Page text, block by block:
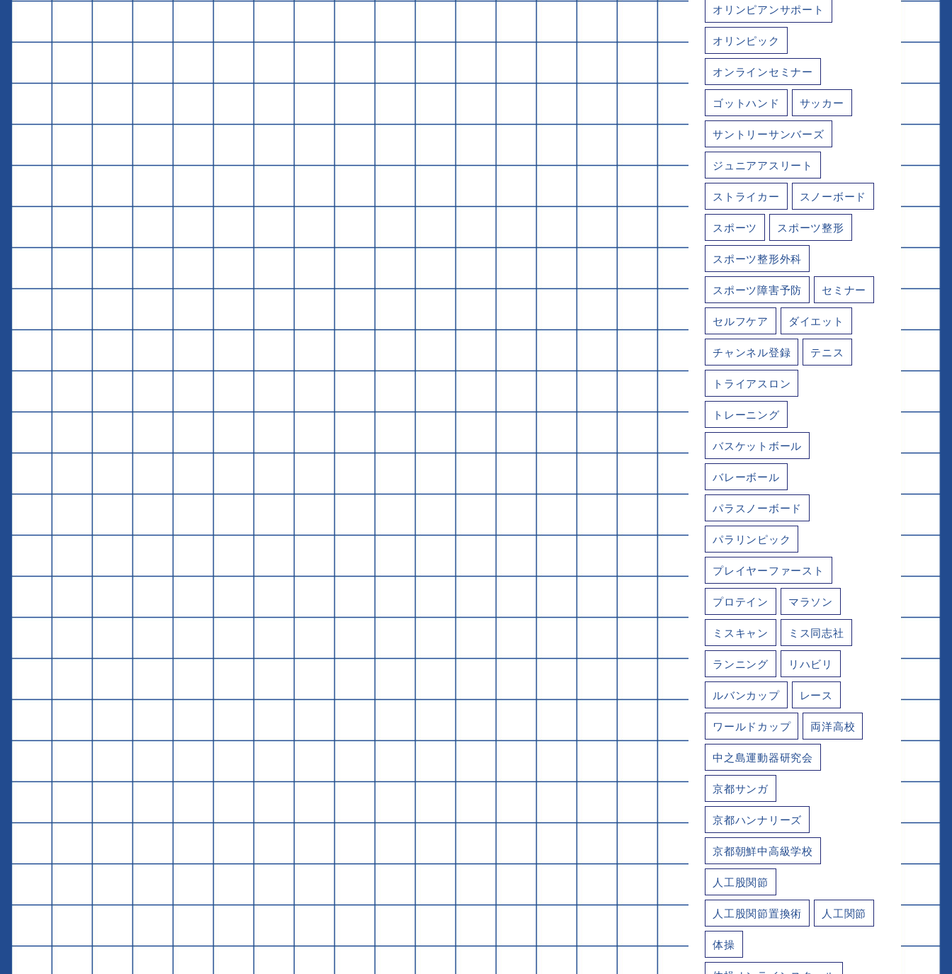
オリンピアンサポート
オリンピック
オンラインセミナー
ゴットハンド サッカー
サントリーサンバーズ
ジュニアアスリート
ストライカー スノーボード
スポーツ スポーツ整形
スポーツ整形外科
スポーツ障害予防 セミナー
セルフケア ダイエット
チャンネル登録 テニス
トライアスロン
トレーニング
バスケットボール
バレーボール
パラスノーボード
パラリンピック
プレイヤーファースト
プロテイン マラソン
ミスキャン ミス同志社
ランニング リハビリ
ルバンカップ レース
ワールドカップ 両洋高校
中之島運動器研究会
京都サンガ
京都ハンナリーズ
京都朝鮮中高級学校
人工股関節
人工股関節置換術 人工関節
体操